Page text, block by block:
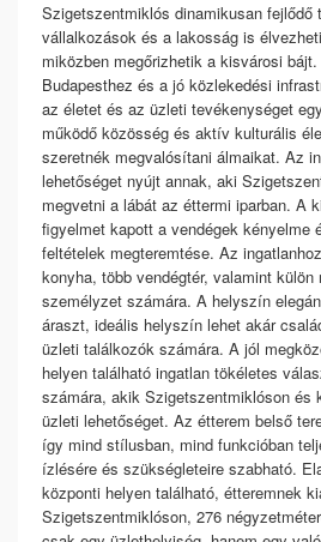
Szigetszentmiklós dinamikusan fejlődő
vállalkozások és a lakosság is
miközben megőrizhetik a kisvárosi
Budapesthez és a jó közlekedési
az életet és az üzleti tevékenységet
működő közösség és aktív kulturális
szeretnék megvalósítani álmaikat. Az
lehetőséget nyújt annak, aki
megvetni a lábát az éttermi iparban. A
figyelmet kapott a vendégek kényelme
feltételek megteremtése. Az
konyha, több vendégtér, valamint
személyzet számára. A helyszín
áraszt, ideális helyszín lehet akár
üzleti találkozók számára. A jól
helyen található ingatlan tökéletes
számára, akik Szigetszentmiklóson és
üzleti lehetőséget. Az étterem belső
így mind stílusban, mind funkcióban
ízlésére és szükségleteire szabható.
központi helyen található, étteremnek
Szigetszentmiklóson, 276